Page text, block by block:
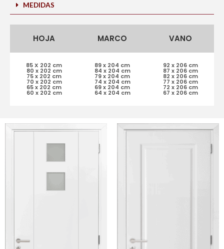
MEDIDAS
HOJA MARCO VANO
85 X 202 cm
80 x 202 cm
75 x 202 cm
70 x 202 cm
65 x 202 cm
60 x 202 cm
89 x 204 cm
84 x 204 cm
79 x 204 cm
74 x 204 cm
69 x 204 cm
64 x 204 cm
92 x 206 cm
87 x 206 cm
82 x 206 cm
77 x 206 cm
72 x 206 cm
67 x 206 cm